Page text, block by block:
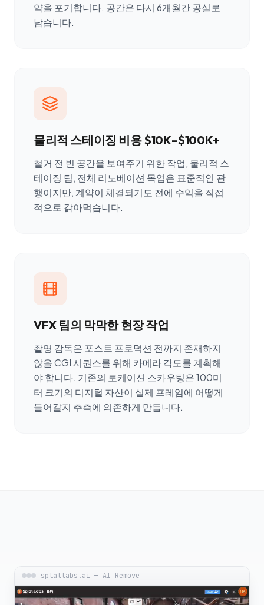
약을 포기합니다. 공간은 다시 6개월간 공실로
남습니다.
물리적 스테이징 비용 $10K–$100K+
철거 전 빈 공간을 보여주기 위한 작업, 물리적 스
테이징 팀, 전체 리노베이션 목업은 표준적인 관
행이지만, 계약이 체결되기도 전에 수익을 직접
적으로 갉아먹습니다.
VFX 팀의 막막한 현장 작업
촬영 감독은 포스트 프로덕션 전까지 존재하지
않을 CGI 시퀀스를 위해 카메라 각도를 계획해
야 합니다. 기존의 로케이션 스카우팅은 100미
터 크기의 디지털 자산이 실제 프레임에 어떻게
들어갈지 추측에 의존하게 만듭니다.
splatlabs.ai — AI Remove